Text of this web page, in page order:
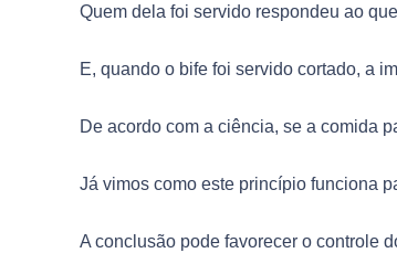
Quem dela foi servido respondeu ao
E, quando o bife foi servido cortado, a
De acordo com a ciência, se a comida
Já vimos como este princípio funciona
A conclusão pode favorecer o controle